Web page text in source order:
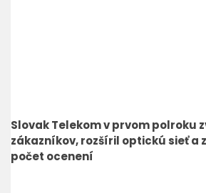
Slovak Telekom v prvom polroku
zákazníkov, rozšíril optickú sieť a
počet ocenení